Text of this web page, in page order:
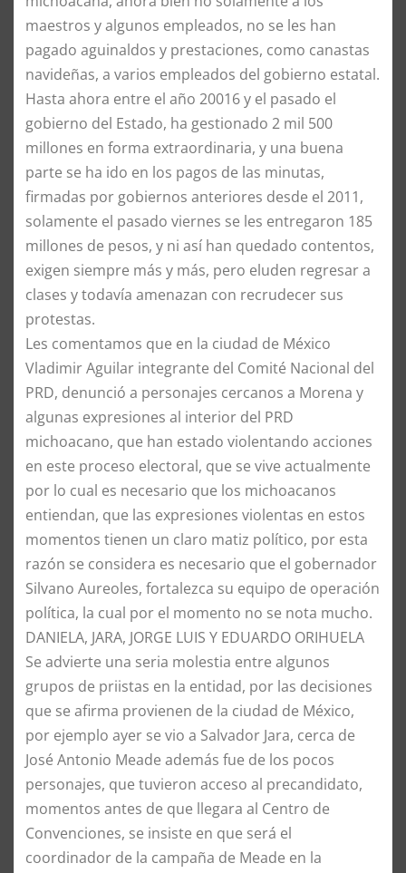
maestros y algunos empleados, no se les han
pagado aguinaldos y prestaciones, como canastas
navideñas, a varios empleados del gobierno estatal.
​Hasta ahora entre el año 20016 y el pasado el
gobierno del Estado, ha gestionado 2 mil 500
millones en forma extraordinaria, y una buena
parte se ha ido en los pagos de las minutas,
firmadas por gobiernos anteriores desde el 2011,
solamente el pasado viernes se les entregaron 185
millones de pesos, y ni así han quedado contentos,
exigen siempre más y más, pero eluden regresar a
clases y todavía amenazan con recrudecer sus
protestas.
​Les comentamos que en la ciudad de México
Vladimir Aguilar integrante del Comité Nacional del
PRD, denunció a personajes cercanos a Morena y
algunas expresiones al interior del PRD
michoacano, que han estado violentando acciones
en este proceso electoral, que se vive actualmente
por lo cual es necesario que los michoacanos
entiendan, que las expresiones violentas en estos
momentos tienen un claro matiz político, por esta
razón se considera es necesario que el gobernador
Silvano Aureoles, fortalezca su equipo de operación
política, la cual por el momento no se nota mucho.
​DANIELA, JARA, JORGE LUIS Y EDUARDO ORIHUELA
​Se advierte una seria molestia entre algunos
grupos de priistas en la entidad, por las decisiones
que se afirma provienen de la ciudad de México,
por ejemplo ayer se vio a Salvador Jara, cerca de
José Antonio Meade además fue de los pocos
personajes, que tuvieron acceso al precandidato,
momentos antes de que llegara al Centro de
Convenciones, se insiste en que será el
coordinador de la campaña de Meade en la